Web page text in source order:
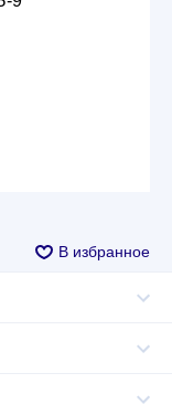
В избранное